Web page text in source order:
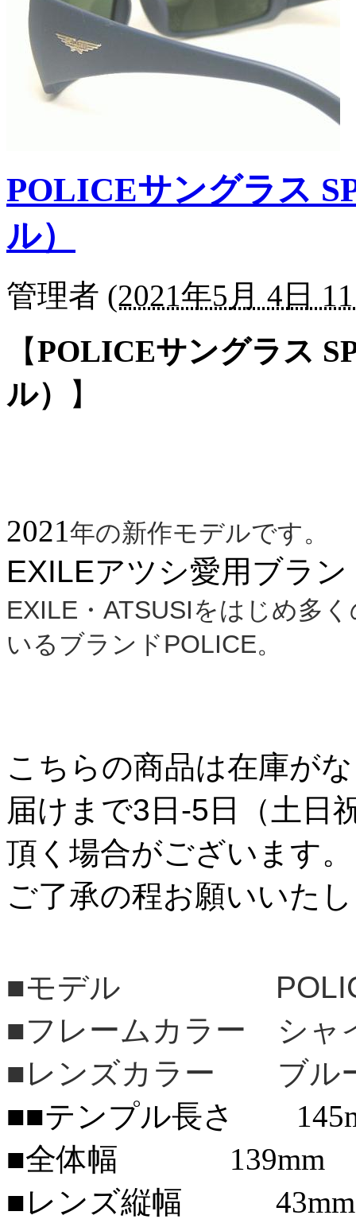
POLICEサングラス
ル）
管理者 (2021年5月 4日
【POLICEサングラス
ル）
】
2021年の新作モデルです。
EXILEアツシ愛用ブラ
EXILE・ATSUSIをはじめ多
いるブランドPOLICE。
こちらの商品は在庫が
届けまで3日-5日（土日
頂く場合がございます。
ご了承の程お願いいた
■モデル
■フレームカラー シャ
■レンズカラー ブル
■■テンプル長さ
■全体幅 139mm
■レンズ縦幅 43mm